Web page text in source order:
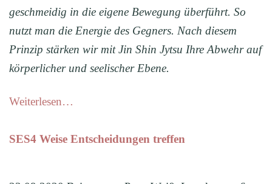
geschmeidig in die eigene Bewegung überführt. So
nutzt man die Energie des Gegners. Nach diesem
Prinzip stärken wir mit Jin Shin Jytsu Ihre Abwehr auf
körperlicher und seelischer Ebene.
Weiterlesen…
SES4 Weise Entscheidungen treffen